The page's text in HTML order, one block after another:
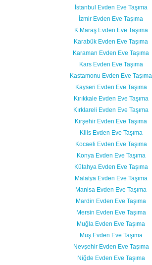
İstanbul Evden Eve Taşıma
İzmir Evden Eve Taşıma
K.Maraş Evden Eve Taşıma
Karabük Evden Eve Taşıma
Karaman Evden Eve Taşıma
Kars Evden Eve Taşıma
Kastamonu Evden Eve Taşıma
Kayseri Evden Eve Taşıma
Kırıkkale Evden Eve Taşıma
Kırklareli Evden Eve Taşıma
Kırşehir Evden Eve Taşıma
Kilis Evden Eve Taşıma
Kocaeli Evden Eve Taşıma
Konya Evden Eve Taşıma
Kütahya Evden Eve Taşıma
Malatya Evden Eve Taşıma
Manisa Evden Eve Taşıma
Mardin Evden Eve Taşıma
Mersin Evden Eve Taşıma
Muğla Evden Eve Taşıma
Muş Evden Eve Taşıma
Nevşehir Evden Eve Taşıma
Niğde Evden Eve Taşıma